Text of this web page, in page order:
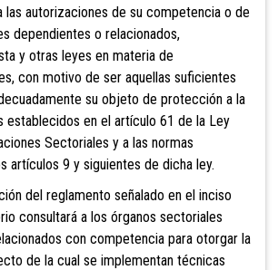
las autorizaciones de su competencia o de
dependientes o relacionados,
y otras leyes en materia de
con motivo de ser aquellas suficientes
su objeto de protección a la
establecidos en el artículo 61 de la Ley
Sectoriales y a las normas
artículos 9 y siguientes de dicha ley.
del reglamento señalado en el inciso
consultará a los órganos sectoriales
con competencia para otorgar la
de la cual se implementan técnicas